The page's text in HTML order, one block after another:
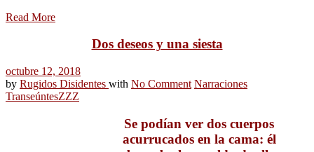
Read More
Dos deseos y una siesta
octubre 12, 2018
by Rugidos Disidentes with No Comment Narraciones
TranseúntesZZZ
Se podían ver dos cuerpos
acurrucados en la cama: él